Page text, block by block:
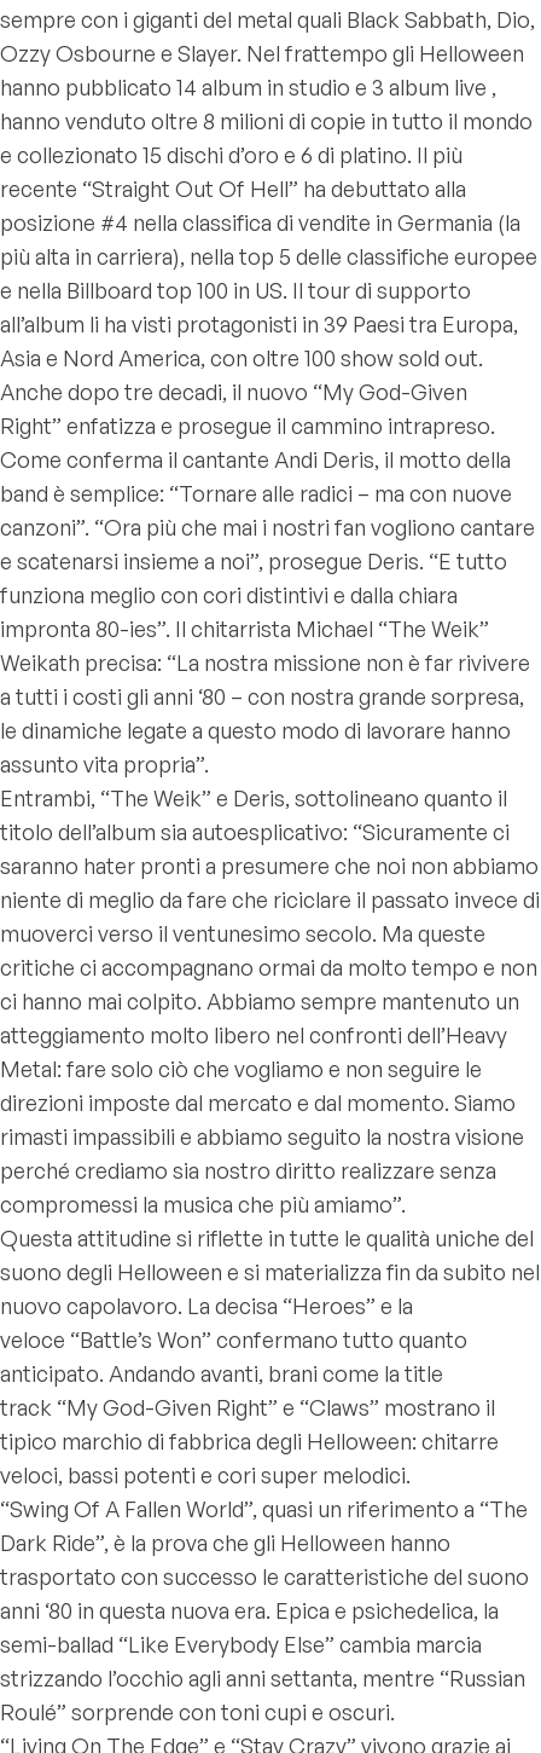
sempre con i giganti del metal quali Black Sabbath, Dio,
Ozzy Osbourne e Slayer. Nel frattempo gli Helloween
hanno pubblicato 14 album in studio e 3 album live ,
hanno venduto oltre 8 milioni di copie in tutto il mondo
e collezionato 15 dischi d’oro e 6 di platino. Il più
recente “Straight Out Of Hell” ha debuttato alla
posizione #4 nella classifica di vendite in Germania (la
più alta in carriera), nella top 5 delle classifiche europee
e nella Billboard top 100 in US. Il tour di supporto
all’album li ha visti protagonisti in 39 Paesi tra Europa,
Asia e Nord America, con oltre 100 show sold out.
Anche dopo tre decadi, il nuovo “My God-Given
Right” enfatizza e prosegue il cammino intrapreso.
Come conferma il cantante Andi Deris, il motto della
band è semplice: “Tornare alle radici – ma con nuove
canzoni”. “Ora più che mai i nostri fan vogliono cantare
e scatenarsi insieme a noi”, prosegue Deris. “E tutto
funziona meglio con cori distintivi e dalla chiara
impronta 80-ies”. Il chitarrista Michael “The Weik”
Weikath precisa: “La nostra missione non è far rivivere
a tutti i costi gli anni ‘80 – con nostra grande sorpresa,
le dinamiche legate a questo modo di lavorare hanno
assunto vita propria”.
Entrambi, “The Weik” e Deris, sottolineano quanto il
titolo dell’album sia autoesplicativo: “Sicuramente ci
saranno hater pronti a presumere che noi non abbiamo
niente di meglio da fare che riciclare il passato invece di
muoverci verso il ventunesimo secolo. Ma queste
critiche ci accompagnano ormai da molto tempo e non
ci hanno mai colpito. Abbiamo sempre mantenuto un
atteggiamento molto libero nel confronti dell’Heavy
Metal: fare solo ciò che vogliamo e non seguire le
direzioni imposte dal mercato e dal momento. Siamo
rimasti impassibili e abbiamo seguito la nostra visione
perché crediamo sia nostro diritto realizzare senza
compromessi la musica che più amiamo”.
Questa attitudine si riflette in tutte le qualità uniche del
suono degli Helloween e si materializza fin da subito nel
nuovo capolavoro. La decisa “Heroes” e la
veloce “Battle’s Won” confermano tutto quanto
anticipato. Andando avanti, brani come la title
track “My God-Given Right” e “Claws” mostrano il
tipico marchio di fabbrica degli Helloween: chitarre
veloci, bassi potenti e cori super melodici.
“Swing Of A Fallen World”, quasi un riferimento a “The
Dark Ride”, è la prova che gli Helloween hanno
trasportato con successo le caratteristiche del suono
anni ‘80 in questa nuova era. Epica e psichedelica, la
semi-ballad “Like Everybody Else” cambia marcia
strizzando l’occhio agli anni settanta, mentre “Russian
Roulé” sorprende con toni cupi e oscuri.
“Living On The Edge” e “Stay Crazy” vivono grazie ai